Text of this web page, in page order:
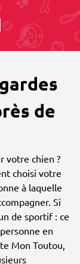
de
votre chien ?
choisi votre
à laquelle
Si
de sportif : ce
en
Mon Toutou,